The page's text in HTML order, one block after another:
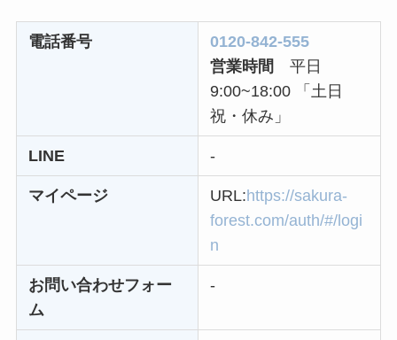
なぜ解約できない？
電話以外に手続きす
る方法ある？
ニューZの解約まと
め！電話が繋がらな
い時の裏ワザ
解約できない？バロ
ニーを電話から解約
する方法を完全攻略
電話番号
0120-842-555
営業時間
平日
9:00~18:00 「土日
祝・休み」
LINE -
マイページ URL: https://sakura-
forest.com/auth/#/logi
n
お問い合わせフォー
ム
-